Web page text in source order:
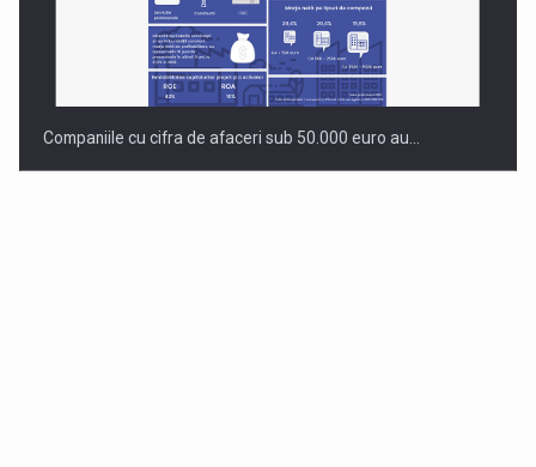
Companiile cu cifra de afaceri sub 50.000 euro au…